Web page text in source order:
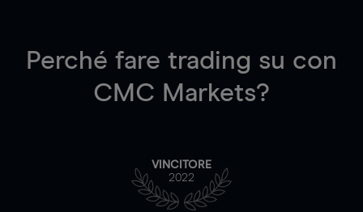
Perché fare trading su con
CMC Markets?
VINCITORE
2022